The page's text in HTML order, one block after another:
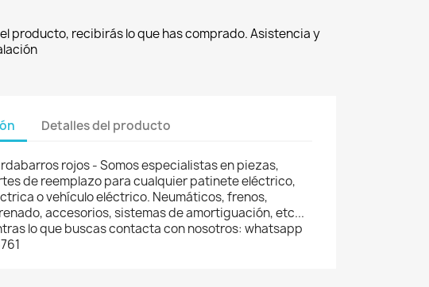
producto, recibirás lo que has comprado. Asistencia y
Detalles del producto
rojos - Somos especialistas en piezas,
de reemplazo para cualquier patinete eléctrico,
o vehículo eléctrico. Neumáticos, frenos,
accesorios, sistemas de amortiguación, etc...
lo que buscas contacta con nosotros: whatsapp